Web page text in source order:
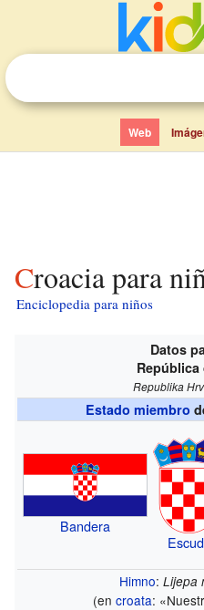
Web
Croacia para
Enciclopedia para niños
Datos
República
Republika
Estado miembro
Bandera
Himno: Lijepa
(encroata: